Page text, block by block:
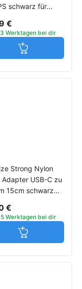
schwarz für
€
Werktagen bei dir
Jetzt in den
Strong Nylon
Adapter USB-C zu
15cm schwarz
€
Werktagen bei dir
Jetzt in den